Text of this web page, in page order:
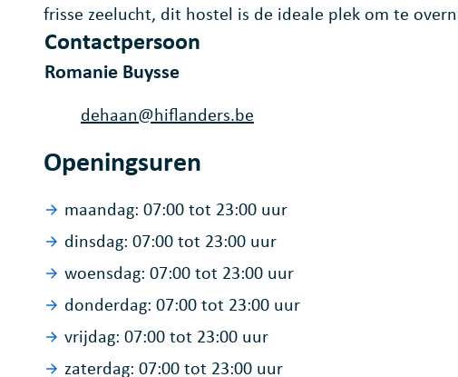
frisse zeelucht, dit hostel is de ideale plek om te
Contactpersoon
Romanie Buysse
E-maildehaan@hiflanders.be
Openingsuren
maandag: 07:00tot 23:00 uur
dinsdag: 07:00tot 23:00 uur
woensdag: 07:00tot 23:00 uur
donderdag: 07:00tot 23:00 uur
vrijdag: 07:00tot 23:00 uur
zaterdag: 07:00tot 23:00 uur